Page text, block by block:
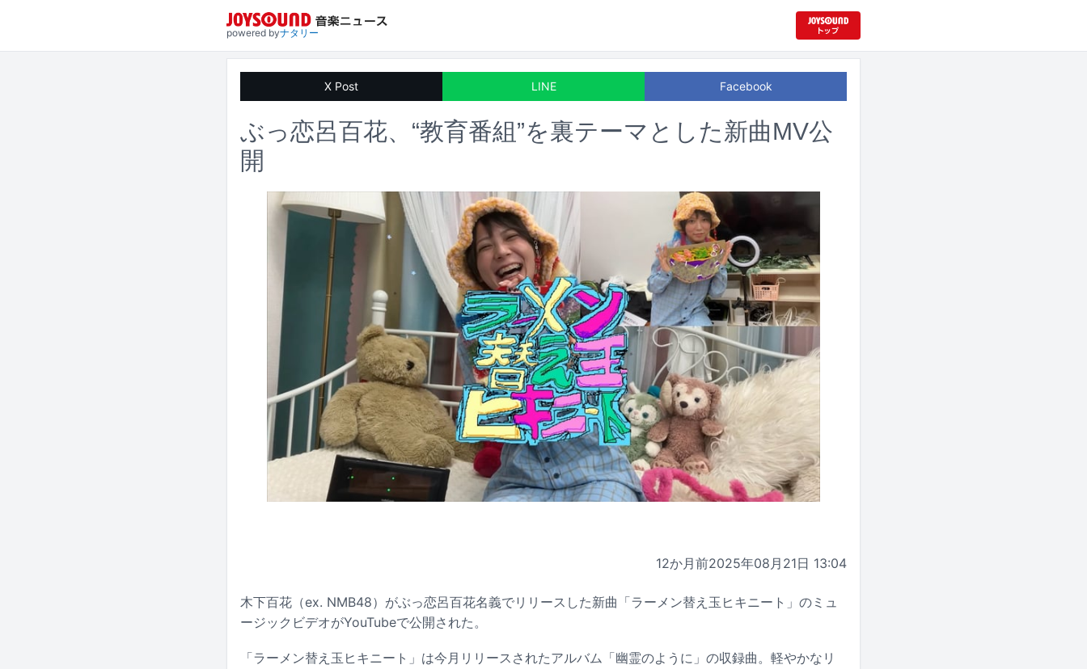
powered byナタリー
X Post LINE Facebook
ぶっ恋呂百花、“教育番組”を裏テーマとした新曲MV公
開
12か月前2025年08月21日 13:04
木下百花（ex. NMB48）がぶっ恋呂百花名義でリリースした新曲「ラーメン替え玉ヒキニート」のミュ
ージックビデオがYouTubeで公開された。
「ラーメン替え玉ヒキニート」は今月リリースされたアルバム「幽霊のように」の収録曲。軽やかなリ